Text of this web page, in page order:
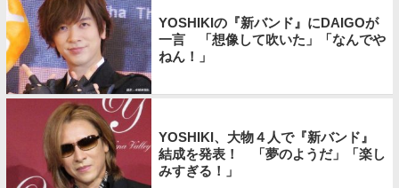
YOSHIKIの『新バンド』にDAIGOが
一言 「想像して吹いた」「なんでや
ねん！」
YOSHIKI、大物４人で『新バンド』
結成を発表！ 「夢のようだ」「楽し
みすぎる！」